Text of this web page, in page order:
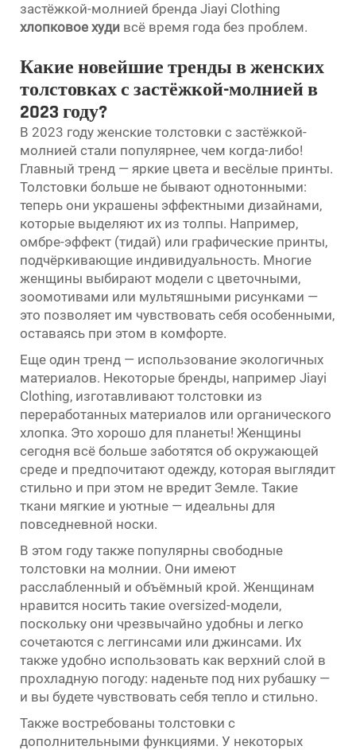
застёжкой-молнией бренда Jiayi Clothing
хлопковое худи всё время года без проблем.
Какие новейшие тренды в женских
толстовках с застёжкой-молнией в
2023 году?
В 2023 году женские толстовки с застёжкой-
молнией стали популярнее, чем когда-либо!
Главный тренд — яркие цвета и весёлые принты.
Толстовки больше не бывают однотонными:
теперь они украшены эффектными дизайнами,
которые выделяют их из толпы. Например,
омбре-эффект (тидай) или графические принты,
подчёркивающие индивидуальность. Многие
женщины выбирают модели с цветочными,
зоомотивами или мультяшными рисунками —
это позволяет им чувствовать себя особенными,
оставаясь при этом в комфорте.
Еще один тренд — использование экологичных
материалов. Некоторые бренды, например Jiayi
Clothing, изготавливают толстовки из
переработанных материалов или органического
хлопка. Это хорошо для планеты! Женщины
сегодня всё больше заботятся об окружающей
среде и предпочитают одежду, которая выглядит
стильно и при этом не вредит Земле. Такие
ткани мягкие и уютные — идеальны для
повседневной носки.
В этом году также популярны свободные
толстовки на молнии. Они имеют
расслабленный и объёмный крой. Женщинам
нравится носить такие oversized-модели,
поскольку они чрезвычайно удобны и легко
сочетаются с леггинсами или джинсами. Их
также удобно использовать как верхний слой в
прохладную погоду: наденьте под них рубашку —
и вы будете чувствовать себя тепло и стильно.
Также востребованы толстовки с
дополнительными функциями. У некоторых